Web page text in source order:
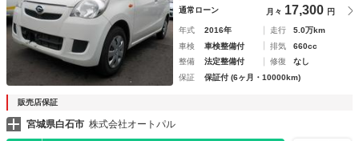
通常ローン 月々 17,300 円
年式 2016年 走行
5.0万km
車検
車検整備付 排気
660cc
整備
法定整備付 修復
なし
保証
保証付 (6ヶ月・10000km)
販売店保証
宮城県白石市 株式会社オートパル